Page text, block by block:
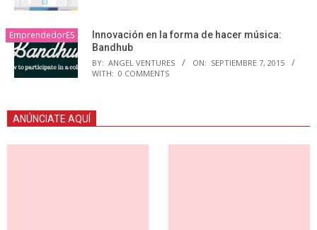
EmprendedorES
Innovación en la forma de hacer música:
Bandhub
BY: ANGEL VENTURES ON: SEPTIEMBRE 7, 2015
WITH: 0 COMMENTS
ANÚNCIATE AQUÍ